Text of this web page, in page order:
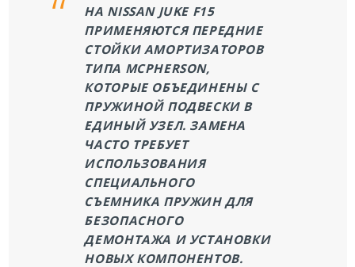
НА NISSAN JUKE F15
ПРИМЕНЯЮТСЯ ПЕРЕДНИЕ
СТОЙКИ АМОРТИЗАТОРОВ
ТИПА MCPHERSON,
КОТОРЫЕ ОБЪЕДИНЕНЫ С
ПРУЖИНОЙ ПОДВЕСКИ В
ЕДИНЫЙ УЗЕЛ. ЗАМЕНА
ЧАСТО ТРЕБУЕТ
ИСПОЛЬЗОВАНИЯ
СПЕЦИАЛЬНОГО
СЪЕМНИКА ПРУЖИН ДЛЯ
БЕЗОПАСНОГО
ДЕМОНТАЖА И УСТАНОВКИ
НОВЫХ КОМПОНЕНТОВ.